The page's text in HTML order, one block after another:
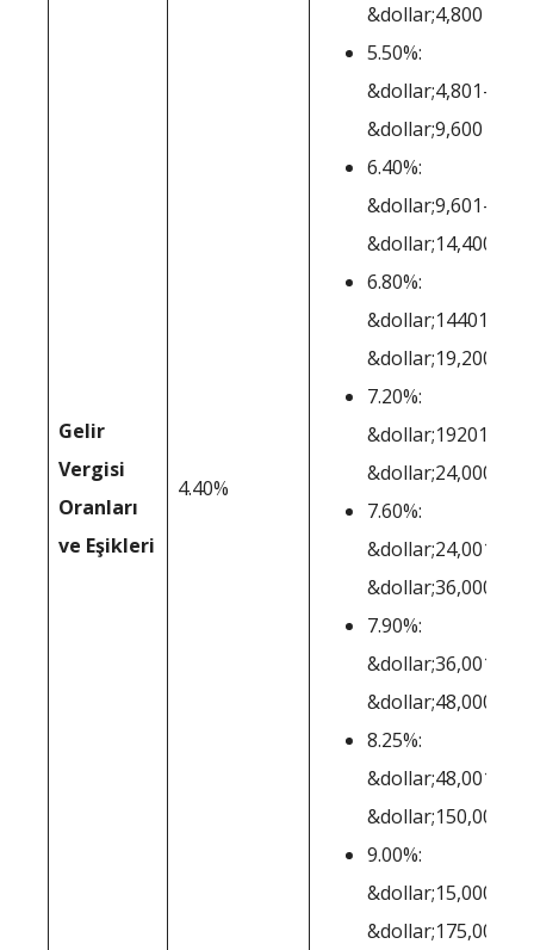
Gelir
Vergisi
Oranları
ve Eşikleri
4.40%
&dollar;4,800
5.50%:
&dollar;4,801-
&dollar;9,600
6.40%:
&dollar;9,601-
&dollar;14,400
6.80%:
&dollar;14401-
&dollar;19,200
7.20%:
&dollar;19201-
&dollar;24,000
7.60%:
&dollar;24,001-
&dollar;36,000
7.90%:
&dollar;36,001-
&dollar;48,000
8.25%:
&dollar;48,001-
&dollar;150,000
9.00%:
&dollar;15,0001-
&dollar;175,000